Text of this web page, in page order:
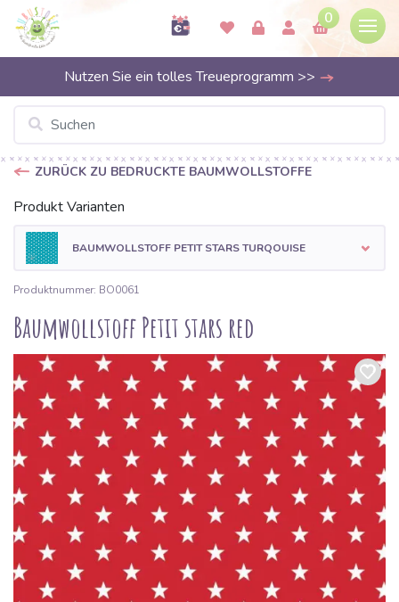
0
Nutzen Sie ein tolles Treueprogramm >>
ZURÜCK ZU BEDRUCKTE BAUMWOLLSTOFFE
Produkt Varianten
BAUMWOLLSTOFF PETIT STARS TURQOUISE
Produktnummer: BO0061
Baumwollstoff Petit stars red